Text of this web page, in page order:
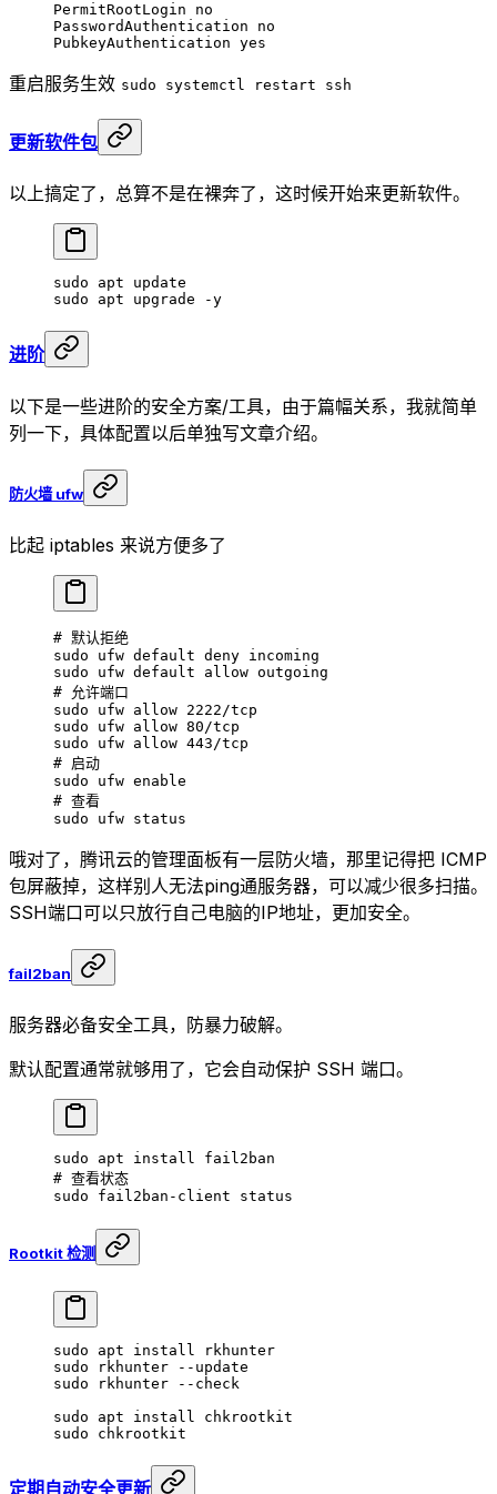
PermitRootLogin no
PasswordAuthentication no
PubkeyAuthentication yes
重启服务生效 sudo systemctl restart ssh
更新软件包
以上搞定了，总算不是在裸奔了，这时候开始来更新软件。
sudo apt update
sudo apt upgrade -y
进阶
以下是一些进阶的安全方案/工具，由于篇幅关系，我就简单
列一下，具体配置以后单独写文章介绍。
防火墙 ufw
比起 iptables 来说方便多了
# 默认拒绝
sudo ufw default deny incoming
sudo ufw default allow outgoing
# 允许端口
sudo ufw allow 2222/tcp
sudo ufw allow 80/tcp
sudo ufw allow 443/tcp
# 启动
sudo ufw enable
# 查看
sudo ufw status
哦对了，腾讯云的管理面板有一层防火墙，那里记得把 ICMP
包屏蔽掉，这样别人无法ping通服务器，可以减少很多扫描。
SSH端口可以只放行自己电脑的IP地址，更加安全。
fail2ban
服务器必备安全工具，防暴力破解。
默认配置通常就够用了，它会自动保护 SSH 端口。
sudo apt install fail2ban
# 查看状态
sudo fail2ban-client status
Rootkit 检测
sudo apt install
rkhunter
sudo rkhunter --update
sudo rkhunter --check
sudo apt install
chkrootkit
sudo chkrootkit
定期自动安全更新